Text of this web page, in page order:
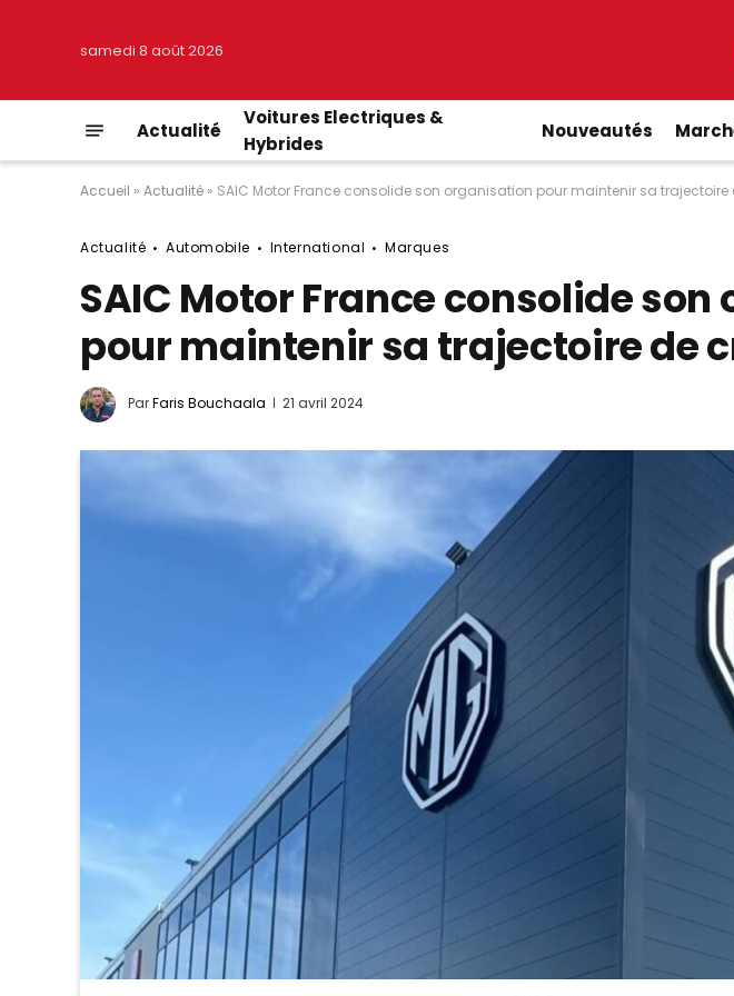
samedi 8 août 2026
Actualité
Voitures Electriques &
Hybrides
Nouveautés
Accueil » Actualité » SAIC Motor France consolide son organisation pour maintenir sa
Actualité Automobile International Marques
SAIC Motor France consolide
pour maintenir sa trajectoire de
ParFaris Bouchaala 21 avril 2024